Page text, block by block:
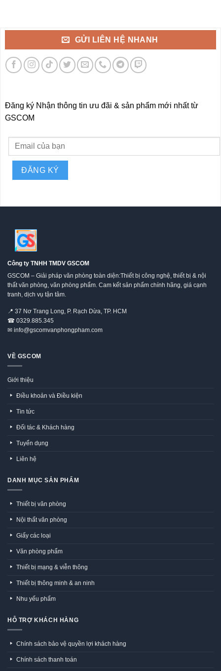
GỬI LIÊN HỆ NHANH
Đăng ký Nhận thông tin ưu đãi & sản phẩm mới nhất từ
GSCOM
Công ty TNHH TMDV GSCOM
GSCOM – Giải pháp văn phòng toàn diện:Thiết bị công nghệ, thiết bị & nội
thất văn phòng, văn phòng phẩm. Cam kết sản phẩm chính hãng, giá cạnh
tranh, dịch vụ tận tâm.
📍 37 Nơ Trang Long, P. Rạch Dừa, TP. HCM
☎ 0329.885.345
✉ info@gscomvanphongpham.com
VỀ GSCOM
Giới thiệu
Điều khoản và Điều kiện
Tin tức
Đối tác & Khách hàng
Tuyển dụng
Liên hệ
DANH MỤC SẢN PHẨM
Thiết bị văn phòng
Nội thất văn phòng
Giấy các loại
Văn phòng phẩm
Thiết bị mạng & viễn thông
Thiết bị thông minh & an ninh
Nhu yếu phẩm
HỖ TRỢ KHÁCH HÀNG
Chính sách bảo vệ quyền lợi khách hàng
Chính sách thanh toán